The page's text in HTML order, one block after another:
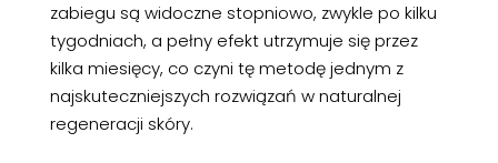
zabiegu są widoczne stopniowo, zwykle po kilku
tygodniach, a pełny efekt utrzymuje się przez
kilka miesięcy, co czyni tę metodę jednym z
najskuteczniejszych rozwiązań w naturalnej
regeneracji skóry.